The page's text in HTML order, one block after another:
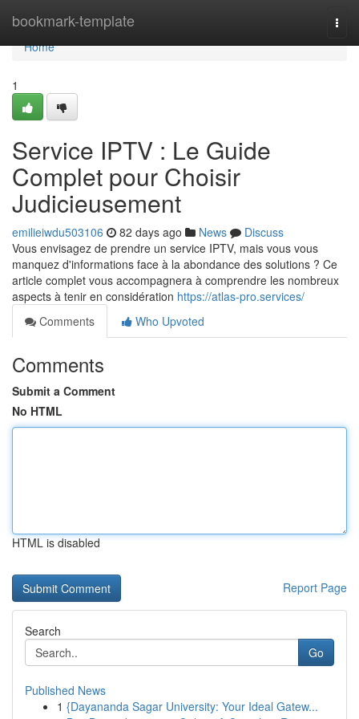
bookmark-template
Home
Home
1
Service IPTV : Le Guide
Complet pour Choisir
Judicieusement
emilieiwdu503106 82 days ago News
Discuss
Vous envisagez de prendre un service IPTV, mais vous vous
manquez d'informations face à la abondance des solutions ? Ce
article complet vous accompagnera à comprendre les nombreux
aspects à tenir en considération https://atlas-pro.services/
Comments
Who Upvoted
Comments
Submit a Comment
No HTML
HTML is disabled
Report Page
Search
Go
Published News
1 {Dayananda Sagar University: Your Ideal Gatew...